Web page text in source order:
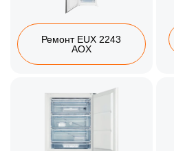
Ремонт EUX 2243
AOX